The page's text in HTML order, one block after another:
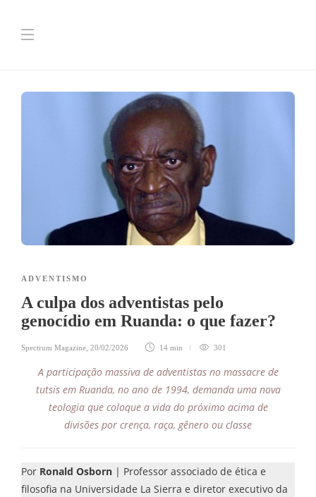
ADVENTISMO
A culpa dos adventistas pelo
genocídio em Ruanda: o que fazer?
Spectrum Magazine 20/02/2026 14 min 301
A participação massiva de adventistas no massacre de
tutsis em Ruanda, no ano de 1994, demanda uma nova
teologia que coloque a vida do próximo acima de
divisões por crença, raça, gênero ou classe
Por Ronald Osborn | Professor associado de ética e
filosofia na Universidade La Sierra e diretor executivo da